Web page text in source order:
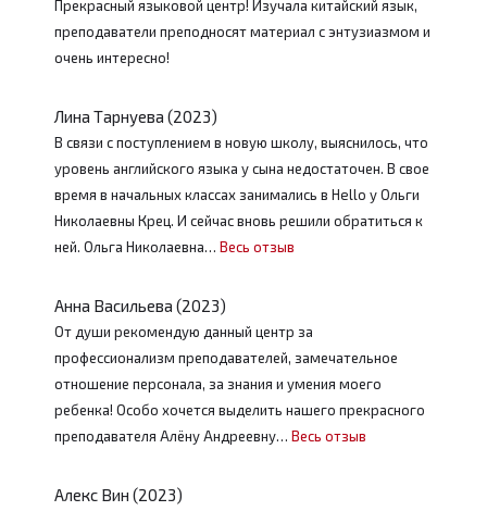
Прекрасный языковой центр! Изучала китайский язык,
преподаватели преподносят материал с энтузиазмом и
очень интересно!
Лина Тарнуева (2023)
В связи с поступлением в новую школу, выяснилось, что
уровень английского языка у сына недостаточен. В свое
время в начальных классах занимались в Hello у Ольги
Николаевны Крец. И сейчас вновь решили обратиться к
ней. Ольга Николаевна… Весь отзыв
Анна Васильева (2023)
От души рекомендую данный центр за
профессионализм преподавателей, замечательное
отношение персонала, за знания и умения моего
ребенка! Особо хочется выделить нашего прекрасного
преподавателя Алёну Андреевну… Весь отзыв
Алекс Вин (2023)